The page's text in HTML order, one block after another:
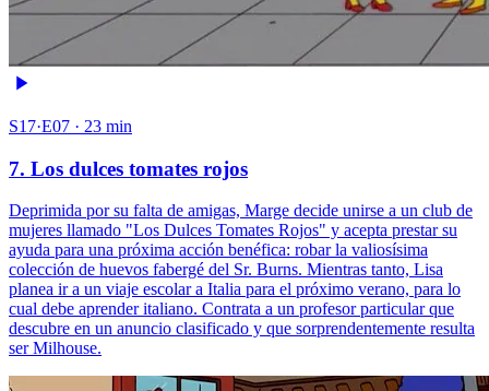
S17·E07 · 23 min
7. Los dulces tomates rojos
Deprimida por su falta de amigas, Marge decide unirse a un club de
mujeres llamado "Los Dulces Tomates Rojos" y acepta prestar su
ayuda para una próxima acción benéfica: robar la valiosísima
colección de huevos fabergé del Sr. Burns. Mientras tanto, Lisa
planea ir a un viaje escolar a Italia para el próximo verano, para lo
cual debe aprender italiano. Contrata a un profesor particular que
descubre en un anuncio clasificado y que sorprendentemente resulta
ser Milhouse.